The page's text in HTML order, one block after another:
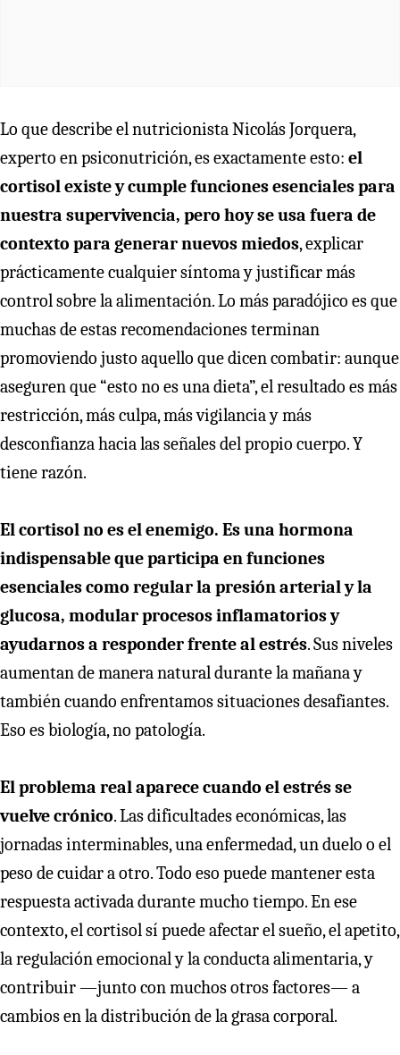
Lo que describe el nutricionista Nicolás Jorquera,
experto en psiconutrición, es exactamente esto: el
cortisol existe y cumple funciones esenciales para
nuestra supervivencia, pero hoy se usa fuera de
contexto para generar nuevos miedos, explicar
prácticamente cualquier síntoma y justificar más
control sobre la alimentación. Lo más paradójico es que
muchas de estas recomendaciones terminan
promoviendo justo aquello que dicen combatir: aunque
aseguren que “esto no es una dieta”, el resultado es más
restricción, más culpa, más vigilancia y más
desconfianza hacia las señales del propio cuerpo. Y
tiene razón.
El cortisol no es el enemigo. Es una hormona
indispensable que participa en funciones
esenciales como regular la presión arterial y la
glucosa, modular procesos inflamatorios y
ayudarnos a responder frente al estrés. Sus niveles
aumentan de manera natural durante la mañana y
también cuando enfrentamos situaciones desafiantes.
Eso es biología, no patología.
El problema real aparece cuando el estrés se
vuelve crónico. Las dificultades económicas, las
jornadas interminables, una enfermedad, un duelo o el
peso de cuidar a otro. Todo eso puede mantener esta
respuesta activada durante mucho tiempo. En ese
contexto, el cortisol sí puede afectar el sueño, el apetito,
la regulación emocional y la conducta alimentaria, y
contribuir —junto con muchos otros factores— a
cambios en la distribución de la grasa corporal.